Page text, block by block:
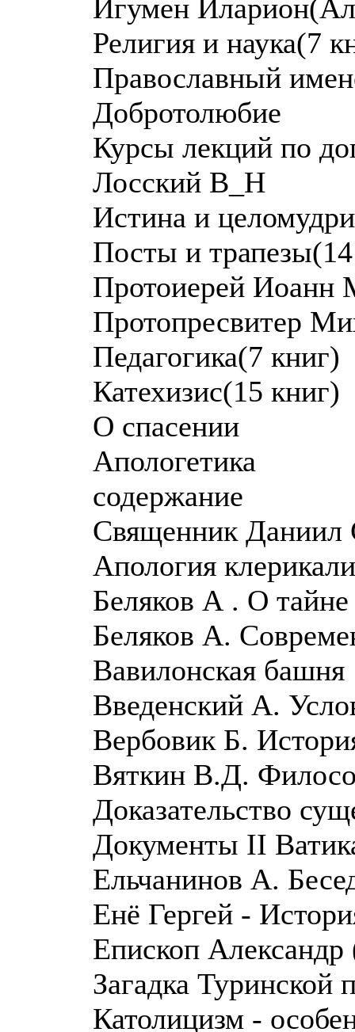
Игумен
Религия и наука(7
Православный
Добротолюбие
Курсы лекций по
Лосский В_Н
Истина и
Посты и
Протоиерей Иоанн
Протопресвитер
Педагогика(7 книг)
Катехизис(15 книг)
О спасении
Апологетика
содержание
Cвященник
Апология
Беляков А . О
Беляков А.
Вавилонская башня
Введенский А.
Вербовик Б.
Вяткин В.Д.
Доказательство
Документы II
Ельчанинов А.
Енё Гергей -
Епископ
Загадка Туринской
Католицизм -